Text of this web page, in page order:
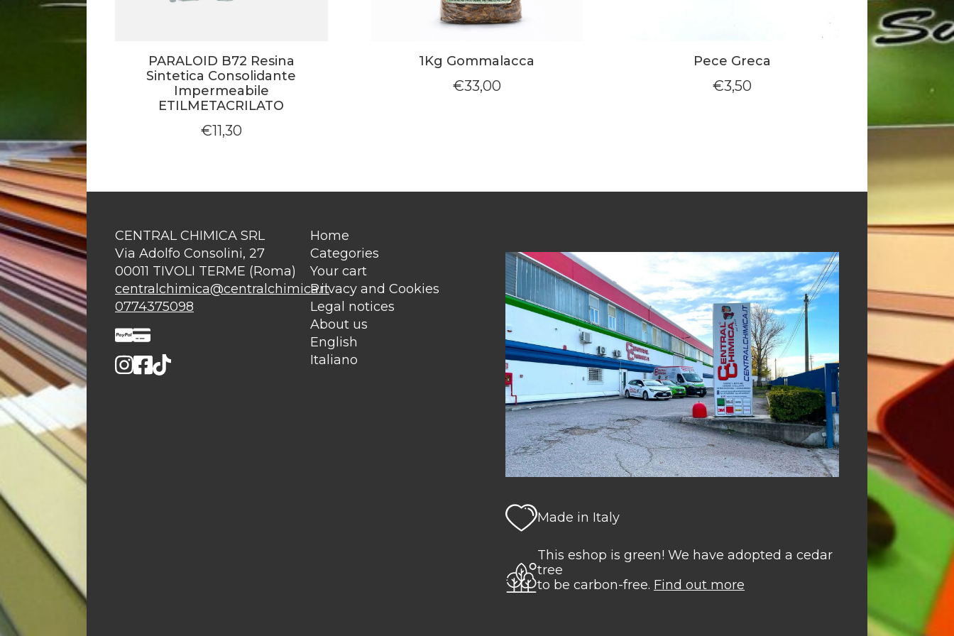
PARALOID B72 Resina
Sintetica Consolidante
Impermeabile
ETILMETACRILATO
€11,30
1Kg Gommalacca
€33,00
Pece Greca
€3,50
CENTRAL CHIMICA SRL
Via Adolfo Consolini, 27
00011 TIVOLI TERME (Roma)
centralchimica@centralchimica.it
0774375098
Home
Categories
Your cart
Privacy and Cookies
Legal notices
About us
English
Italiano
Made in Italy
This eshop is green! We have adopted a cedar
tree
to be carbon-free. Find out more